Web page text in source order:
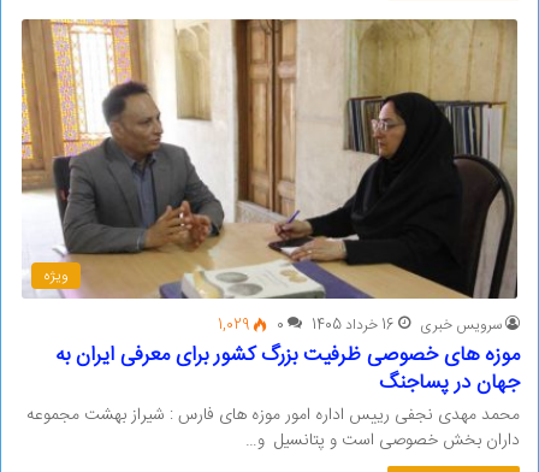
ویژه
سرویس خبری 16 خرداد 1405 0
1,029
موزه های خصوصی ظرفیت بزرگ کشور برای معرفی ایران به
جهان در پساجنگ
محمد مهدی نجفی رییس اداره امور موزه های فارس : شیراز بهشت مجموعه
داران بخش خصوصی است و پتانسیل و…